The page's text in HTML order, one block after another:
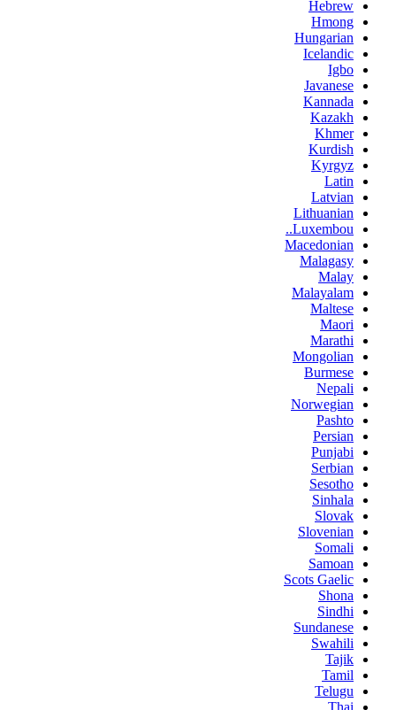
Hebrew
Hmong
Hungarian
Icelandic
Igbo
Javanese
Kannada
Kazakh
Khmer
Kurdish
Kyrgyz
Latin
Latvian
Lithuanian
Luxembou..
Macedonian
Malagasy
Malay
Malayalam
Maltese
Maori
Marathi
Mongolian
Burmese
Nepali
Norwegian
Pashto
Persian
Punjabi
Serbian
Sesotho
Sinhala
Slovak
Slovenian
Somali
Samoan
Scots Gaelic
Shona
Sindhi
Sundanese
Swahili
Tajik
Tamil
Telugu